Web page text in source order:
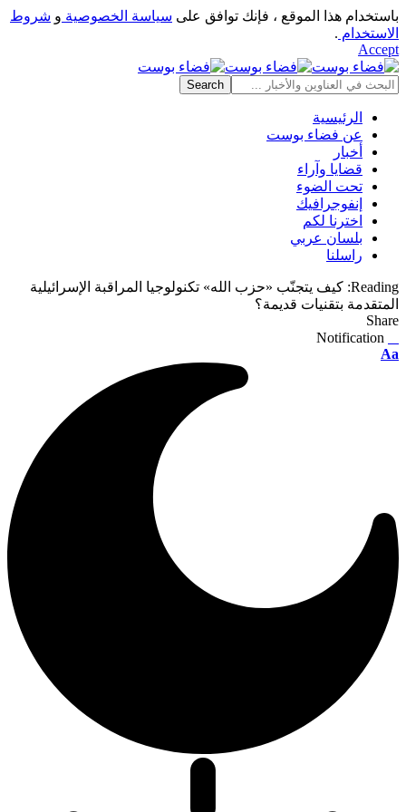
باستخدام هذا الموقع ، فإنك توافق على سياسة الخصوصية و شروط
الاستخدام .
Accept
الرئيسية
عن فضاء بوست
أخبار
قضايا وآراء
تحت الضوء
إنفوجرافيك
اخترنا لكم
بلسان عربي
راسلنا
Reading: كيف يتجنّب «حزب الله» تكنولوجيا المراقبة الإسرائيلية
المتقدمة بتقنيات قديمة؟
Share
Notification
Font
Aa